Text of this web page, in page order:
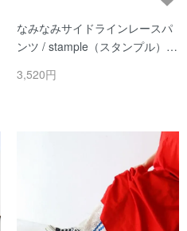
なみなみサイドラインレースパ
ンツ / stample（スタンプル） /
3,520円